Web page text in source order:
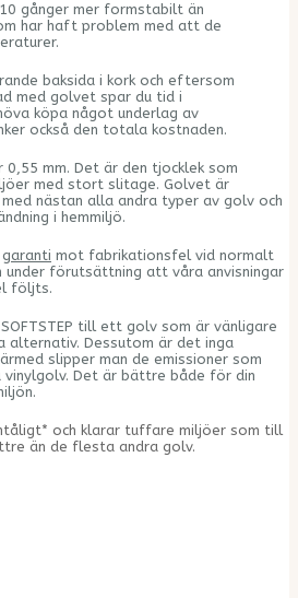
gånger mer formstabilt än
har haft problem med att de
baksida i kork och eftersom
med golvet spar du tid i
köpa något underlag av
också den totala kostnaden.
0,55 mm. Det är den tjocklek som
med stort slitage. Golvet är
nästan alla andra typer av golv och
i hemmiljö.
garanti mot fabrikationsfel vid normalt
under förutsättning att våra anvisningar
följts.
till ett golv som är vänligare
alternativ. Dessutom är det inga
slipper man de emissioner som
Det är bättre både för din
och klarar tuffare miljöer som till
än de flesta andra golv.